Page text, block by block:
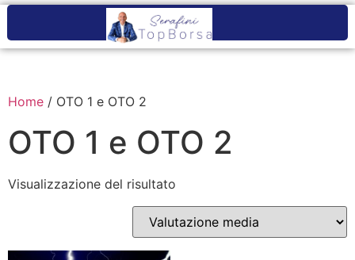
Home / OTO 1 e OTO 2
OTO 1 e OTO 2
Visualizzazione del risultato